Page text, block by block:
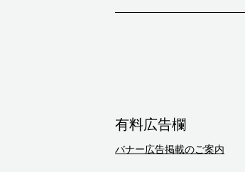
有料広告欄
バナー広告掲載のご案内